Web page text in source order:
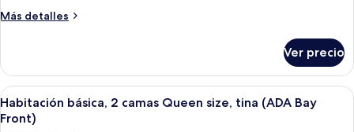
(ADA
Shower)
Más detalles
Más
2
camas
Queen
size
Ver precio
Abrir
todas
Habitación de hotel con dos camas,
5
Habitación básica, 2 camas Queen size, tina (ADA Bay
Front)